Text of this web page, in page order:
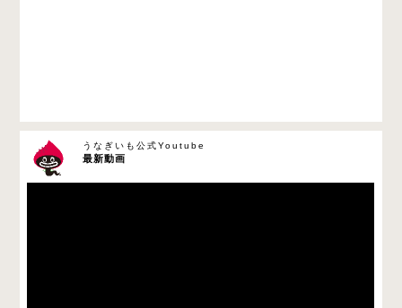
最新動画
うなぎいも公式Youtube